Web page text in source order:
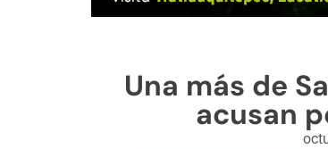
Una más de
acusan